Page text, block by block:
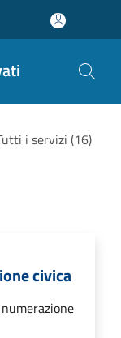
i servizi (16)
civica